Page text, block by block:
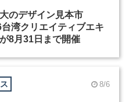
のデザイン見本市
台湾クリエイティブエキ
8月31日まで開催
8/6